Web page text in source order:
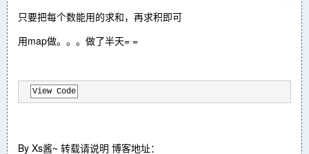
只要把每个数能用的求和，再求积即可
用map做。。。做了半天= =
View Code
By Xs酱~ 转载请说明 博客地址：